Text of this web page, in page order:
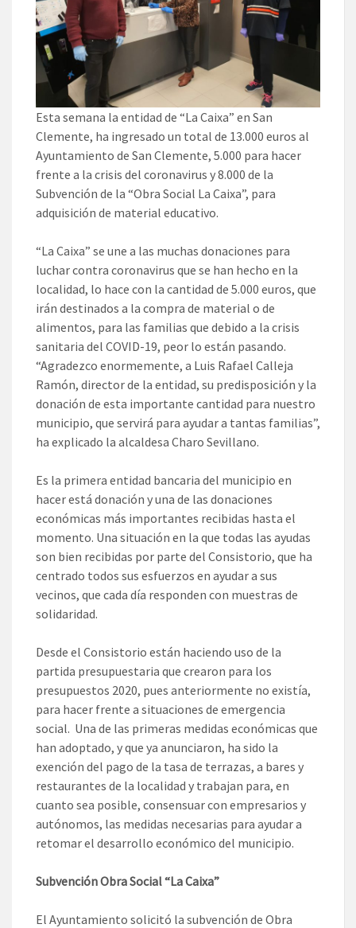
Esta semana la entidad de “La Caixa” en San
Clemente, ha ingresado un total de 13.000 euros al
Ayuntamiento de San Clemente, 5.000 para hacer
frente a la crisis del coronavirus y 8.000 de la
Subvención de la “Obra Social La Caixa”, para
adquisición de material educativo.
“La Caixa” se une a las muchas donaciones para
luchar contra coronavirus que se han hecho en la
localidad, lo hace con la cantidad de 5.000 euros, que
irán destinados a la compra de material o de
alimentos, para las familias que debido a la crisis
sanitaria del COVID-19, peor lo están pasando.
“Agradezco enormemente, a Luis Rafael Calleja
Ramón, director de la entidad, su predisposición y la
donación de esta importante cantidad para nuestro
municipio, que servirá para ayudar a tantas familias”,
ha explicado la alcaldesa Charo Sevillano.
Es la primera entidad bancaria del municipio en
hacer está donación y una de las donaciones
económicas más importantes recibidas hasta el
momento. Una situación en la que todas las ayudas
son bien recibidas por parte del Consistorio, que ha
centrado todos sus esfuerzos en ayudar a sus
vecinos, que cada día responden con muestras de
solidaridad.
Desde el Consistorio están haciendo uso de la
partida presupuestaria que crearon para los
presupuestos 2020, pues anteriormente no existía,
para hacer frente a situaciones de emergencia
social. Una de las primeras medidas económicas que
han adoptado, y que ya anunciaron, ha sido la
exención del pago de la tasa de terrazas, a bares y
restaurantes de la localidad y trabajan para, en
cuanto sea posible, consensuar con empresarios y
autónomos, las medidas necesarias para ayudar a
retomar el desarrollo económico del municipio.
Subvención Obra Social “La Caixa”
El Ayuntamiento solicitó la subvención de Obra